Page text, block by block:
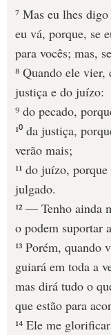
⁷ Mas eu lhes
eu vá, porque, se
para vocês; mas,
⁸ Quando ele vier,
justiça e do juízo:
⁹ do pecado,
¹⁰ da justiça,
verão mais;
¹¹ do juízo,
julgado.
¹² — Tenho ainda
o podem suportar
¹³ Porém,
guiará em toda a
mas dirá tudo o
que estão para
¹⁴ Ele me